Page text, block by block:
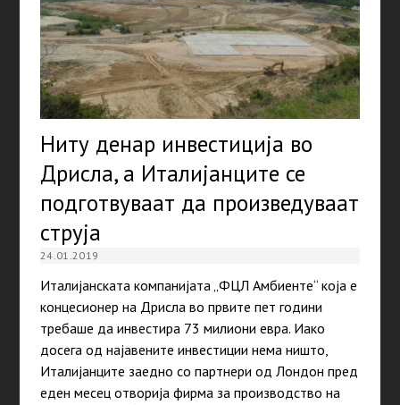
Ниту денар инвестиција во
Дрисла, а Италијанците се
подготвуваат да произведуваат
струја
24.01.2019
Италијанската компанијата „ФЦЛ Амбиенте“ која е
концесионер на Дрисла во првите пет години
требаше да инвестира 73 милиони евра. Иако
досега од најавените инвестиции нема ништо,
Италијанците заедно со партнери од Лондон пред
еден месец отворија фирма за производство на